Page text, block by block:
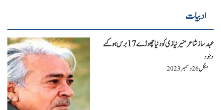
ادبیات
عہد ساز شاعر منیر نیازی کو دنیا چھوڑے 17 برس ہو گئے
وجود
منگل26دسمبر2023